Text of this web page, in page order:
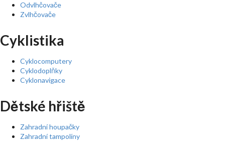
Odvlhčovače
Zvlhčovače
Cyklistika
Cyklocomputery
Cyklodoplňky
Cyklonavigace
Dětské hřiště
Zahradní houpačky
Zahradní tampolíny